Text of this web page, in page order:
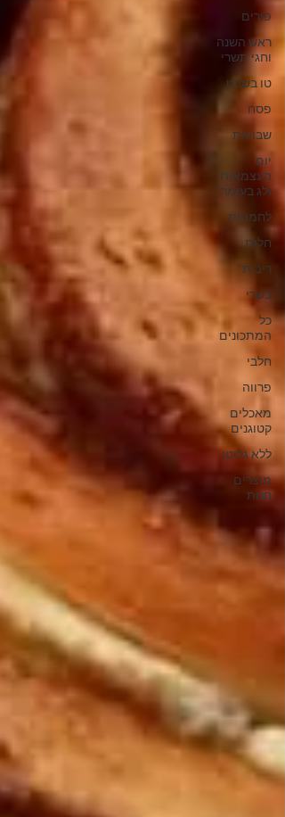
פורים
ראש השנה
וחגי תשרי
טו בשבט
פסח
שבועות
יום
העצמאות
ולג בעומר
לחמניות
חלות
ריבות
בשרי
כל
המתכונים
חלבי
פרווה
מאכלים
קטוגנים
ללא גלוטן
מוצרים
חנות